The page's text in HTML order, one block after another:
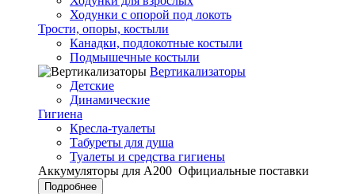
Ходунки с опорой под локоть
Трости, опоры, костыли
Канадки, подлокотные костыли
Подмышечные костыли
Вертикализаторы
Детские
Динамические
Гигиена
Кресла-туалеты
Табуреты для душа
Туалеты и средства гигиены
Аккумуляторы для А200 Официальные поставки
Подробнее